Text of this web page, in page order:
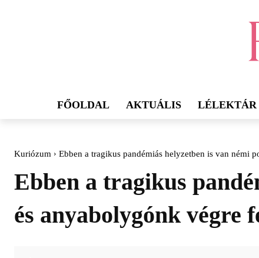
FŐOLDAL AKTUÁLIS LÉLEKTÁR
Kuriózum Ebben a tragikus pandémiás helyzetben is van némi
Ebben a tragikus
és anyabolygónk végre